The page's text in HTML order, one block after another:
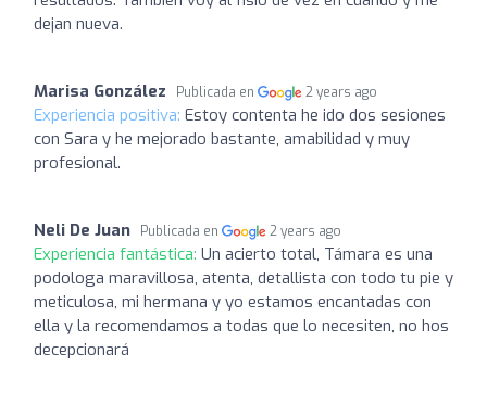
dejan nueva.
Marisa González Publicada en 2 years ago
Experiencia positiva: Estoy contenta he ido dos sesiones
con Sara y he mejorado bastante, amabilidad y muy
profesional.
Neli De Juan Publicada en 2 years ago
Experiencia fantástica: Un acierto total, Támara es una
podologa maravillosa, atenta, detallista con todo tu pie y
meticulosa, mi hermana y yo estamos encantadas con
ella y la recomendamos a todas que lo necesiten, no hos
decepcionará